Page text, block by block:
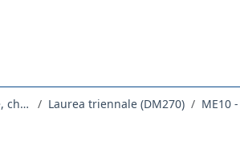
Dipartimento Universitario Clinico di Scienze mediche, chirurgiche e della salute Laurea triennale (DM270)